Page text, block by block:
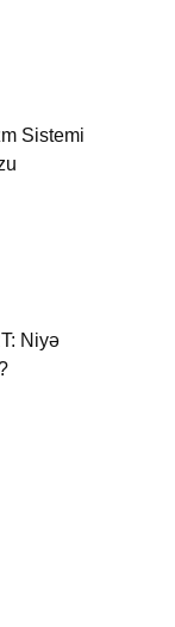
Sistemi
Niyə